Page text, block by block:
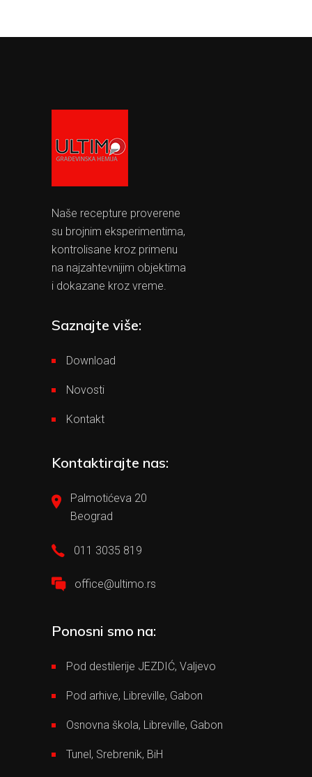
Naše recepture proverene
su brojnim eksperimentima,
kontrolisane kroz primenu
na najzahtevnijim objektima
i dokazane kroz vreme.
Saznajte više:
Download
Novosti
Kontakt
Kontaktirajte nas:
Palmotićeva 20
Beograd
011 3035 819
office@ultimo.rs
Ponosni smo na:
Pod destilerije JEZDIĆ, Valjevo
Pod arhive, Libreville, Gabon
Osnovna škola, Libreville, Gabon
Tunel, Srebrenik, BiH